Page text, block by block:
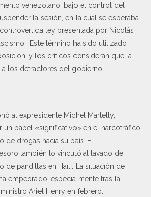
venezolano, bajo el control del
la sesión, en la cual se esperaba
ley presentada por Nicolás
Este término ha sido utilizado
y los críticos consideran que la
a los detractores del gobierno.
al expresidente Michel Martelly,
un papel «significativo» en el narcotráfico
de drogas hacia su país. El
también lo vinculó al lavado de
de pandillas en Haití. La situación de
empeorado, especialmente tras la
Ariel Henry en febrero.